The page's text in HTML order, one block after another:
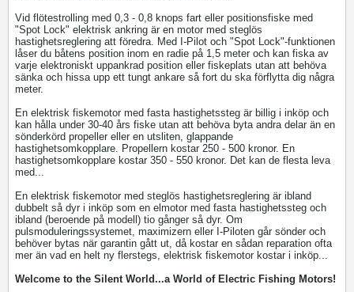
Vid flötestrolling med 0,3 - 0,8 knops fart eller positionsfiske med
"Spot Lock" elektrisk ankring är en motor med steglös
hastighetsreglering att föredra. Med I-Pilot och "Spot Lock"-funktionen
låser du båtens position inom en radie på 1,5 meter och kan fiska av
varje elektroniskt uppankrad position eller fiskeplats utan att behöva
sänka och hissa upp ett tungt ankare så fort du ska förflytta dig några
meter.
En elektrisk fiskemotor med fasta hastighetssteg är billig i inköp och
kan hålla under 30-40 års fiske utan att behöva byta andra delar än en
sönderkörd propeller eller en utsliten, glappande
hastighetsomkopplare. Propellern kostar 250 - 500 kronor. En
hastighetsomkopplare kostar 350 - 550 kronor. Det kan de flesta leva
med...
En elektrisk fiskemotor med steglös hastighetsreglering är ibland
dubbelt så dyr i inköp som en elmotor med fasta hastighetssteg och
ibland (beroende på modell) tio gånger så dyr. Om
pulsmoduleringssystemet, maximizern eller I-Piloten går sönder och
behöver bytas när garantin gått ut, då kostar en sådan reparation ofta
mer än vad en helt ny flerstegs, elektrisk fiskemotor kostar i inköp...
Welcome to the Silent World...a World of Electric Fishing Motors!